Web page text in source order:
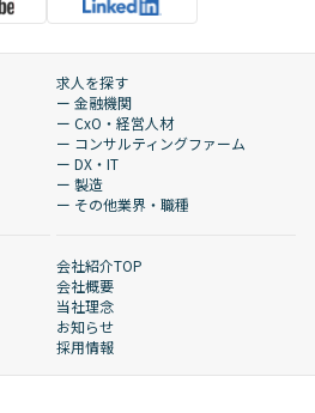
求人を探す
ー 金融機関
ー CxO・経営人材
ー コンサルティングファーム
ー DX・IT
ー 製造
ー その他業界・職種
会社紹介TOP
会社概要
当社理念
お知らせ
採用情報